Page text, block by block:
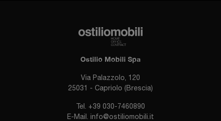
Ostilio Mobili Spa
Via Palazzolo, 120
25031 - Capriolo (Brescia)
Tel. +39 030-7460890
E-Mail. info@ostiliomobili.it